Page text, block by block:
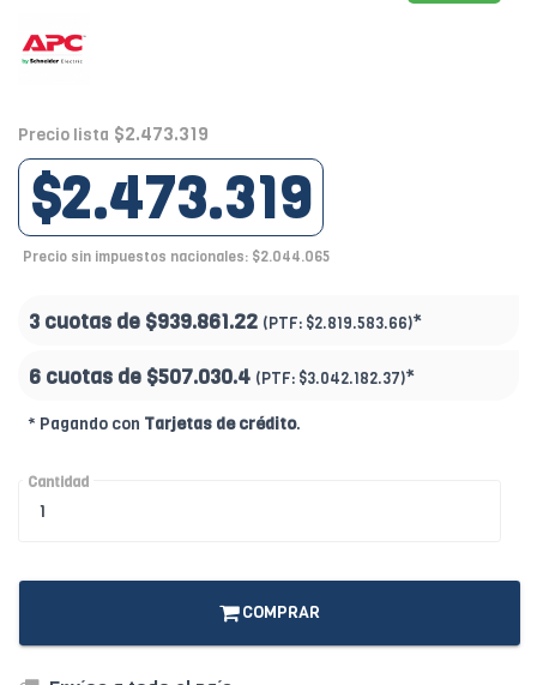
Precio lista $2.473.319
$2.473.319
Precio sin impuestos nacionales: $2.044.065
3 cuotas de $939.861.22 (PTF: $2.819.583.66)*
6 cuotas de $507.030.4 (PTF: $3.042.182.37)*
* Pagando con Tarjetas de crédito.
Cantidad
COMPRAR